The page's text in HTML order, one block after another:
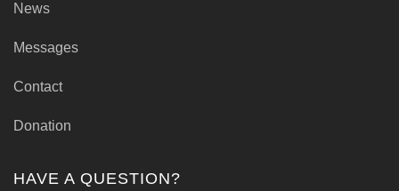
News
Messages
Contact
Donation
HAVE A QUESTION?